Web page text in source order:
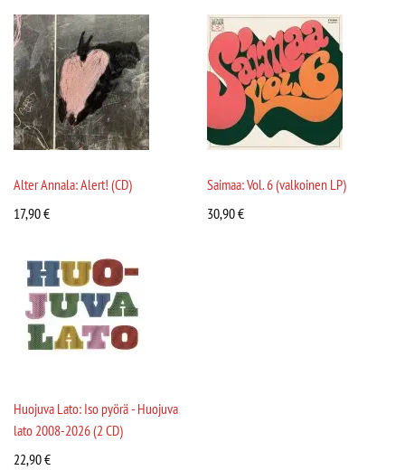
Alter Annala: Alert! (CD)
17,90€
Saimaa: Vol. 6 (valkoinen LP)
30,90€
Huojuva Lato: Iso pyörä - Huojuva
lato 2008-2026 (2 CD)
22,90€